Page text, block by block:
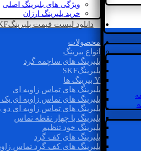
ویژگی های بلبرینگ اصلی
خرید بلبرینگ ارزان
دانلود لیست قیمت بلبرینگSKF
محصولات
انواع بیرینگ
بلبرینگ های ساچمه گرد
بلبرینگSKF
Y بیرینگ ها
بلبرینگ های تماس زاویه ای
بلبرینگ های تماس زاویه ای یک
بلبرینگ های تماس زاویه ای دو
بلبرینگ با چهار نقطه تماس
بلبرینگ خود تنظیم
بلبرینگ های کف گرد
بلبرینگ های کف گرد تماس